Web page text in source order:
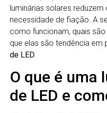
luminárias solares
necessidade de fiação. A
como funcionam, quais
que elas são tendência em
de LED.
O que é uma
de LED e